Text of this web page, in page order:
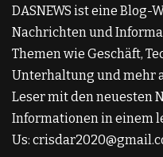
DASNEWS ist eine Blog-
Nachrichten und
Themen wie Geschäft,
Unterhaltung und mehr
Leser mit den neuesten
Informationen in einem
Us: